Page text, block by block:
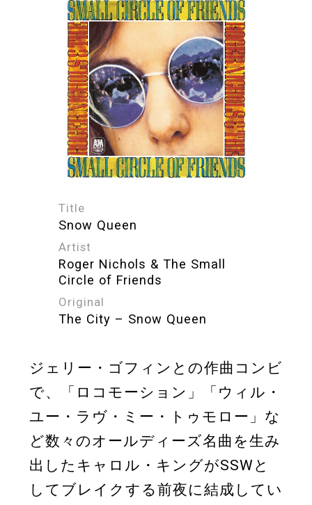
Title
Snow Queen
Artist
Roger Nichols & The Small
Circle of Friends
Original
The City – Snow Queen
ジェリー・ゴフィンとの作曲コンビ
で、「ロコモーション」「ウィル・
ユー・ラヴ・ミー・トゥモロー」な
ど数々のオールディーズ名曲を生み
出したキャロル・キングがSSWと
してブレイクする前夜に結成してい